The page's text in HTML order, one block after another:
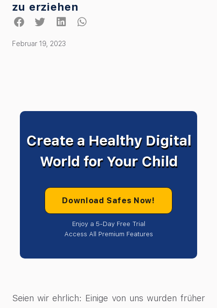
zu erziehen
Februar 19, 2023
Create a Healthy Digital
World for Your Child
Download Safes Now!
Enjoy a 5-Day Free Trial
Access All Premium Features
Seien wir ehrlich: Einige von uns wurden früher